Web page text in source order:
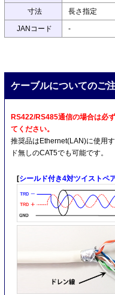
寸法 長さ指定
JANコード -
ケーブルについてのご
RS422/RS485通信の場合は必
てください。
推奨品はEthernet(LAN)に使用
ド無しのCAT5でも可能です。
[シールド付き4対ツイストペ